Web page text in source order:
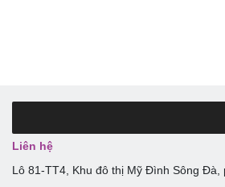
Liên hệ
Lô 81-TT4, Khu đô thị Mỹ Đình Sông Đà,